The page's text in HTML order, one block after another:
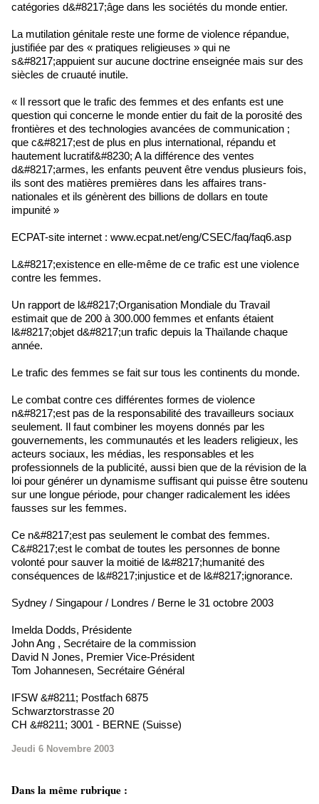
catégories d&#8217;âge dans les sociétés du monde entier.
La mutilation génitale reste une forme de violence répandue,
justifiée par des « pratiques religieuses » qui ne
s&#8217;appuient sur aucune doctrine enseignée mais sur des
siècles de cruauté inutile.
« Il ressort que le trafic des femmes et des enfants est une
question qui concerne le monde entier du fait de la porosité des
frontières et des technologies avancées de communication ;
que c&#8217;est de plus en plus international, répandu et
hautement lucratif&#8230; A la différence des ventes
d&#8217;armes, les enfants peuvent être vendus plusieurs fois,
ils sont des matières premières dans les affaires trans-
nationales et ils génèrent des billions de dollars en toute
impunité »
ECPAT-site internet : www.ecpat.net/eng/CSEC/faq/faq6.asp
L&#8217;existence en elle-même de ce trafic est une violence
contre les femmes.
Un rapport de l&#8217;Organisation Mondiale du Travail
estimait que de 200 à 300.000 femmes et enfants étaient
l&#8217;objet d&#8217;un trafic depuis la Thaïlande chaque
année.
Le trafic des femmes se fait sur tous les continents du monde.
Le combat contre ces différentes formes de violence
n&#8217;est pas de la responsabilité des travailleurs sociaux
seulement. Il faut combiner les moyens donnés par les
gouvernements, les communautés et les leaders religieux, les
acteurs sociaux, les médias, les responsables et les
professionnels de la publicité, aussi bien que de la révision de la
loi pour générer un dynamisme suffisant qui puisse être soutenu
sur une longue période, pour changer radicalement les idées
fausses sur les femmes.
Ce n&#8217;est pas seulement le combat des femmes.
C&#8217;est le combat de toutes les personnes de bonne
volonté pour sauver la moitié de l&#8217;humanité des
conséquences de l&#8217;injustice et de l&#8217;ignorance.
Sydney / Singapour / Londres / Berne le 31 octobre 2003
Imelda Dodds, Présidente
John Ang , Secrétaire de la commission
David N Jones, Premier Vice-Président
Tom Johannesen, Secrétaire Général
IFSW &#8211; Postfach 6875
Schwarztorstrasse 20
CH &#8211; 3001 - BERNE (Suisse)
Jeudi 6 Novembre 2003
Dans la même rubrique :